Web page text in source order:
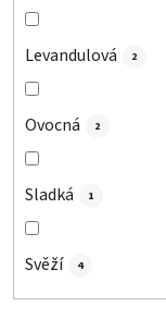
Levandulová 2
Ovocná 2
Sladká 1
Svěží 4